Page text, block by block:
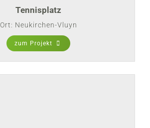
Tennisplatz
Ort: Neukirchen-Vluyn
zum Projekt